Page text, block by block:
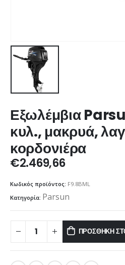
Εξωλέμβια
κυλ., μακρυά,
κορδονιέρα
€2.469,66
Κωδικός προϊόντος: F9.8BML
Κατηγορία: Parsun
ΠΡΟΣΘΉΚΗ